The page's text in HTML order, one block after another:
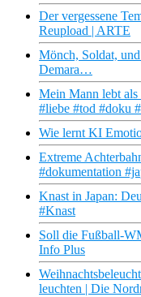
Der vergessene
Reupload | ARTE
Mönch, Soldat,
Demara…
Mein Mann lebt
#liebe #tod #doku
Wie lernt KI
Extreme
#dokumentation
Knast in Japan:
#Knast
Soll die Fußball-
Info Plus
leuchten | Die